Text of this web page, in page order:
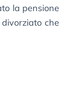
la pensione
che